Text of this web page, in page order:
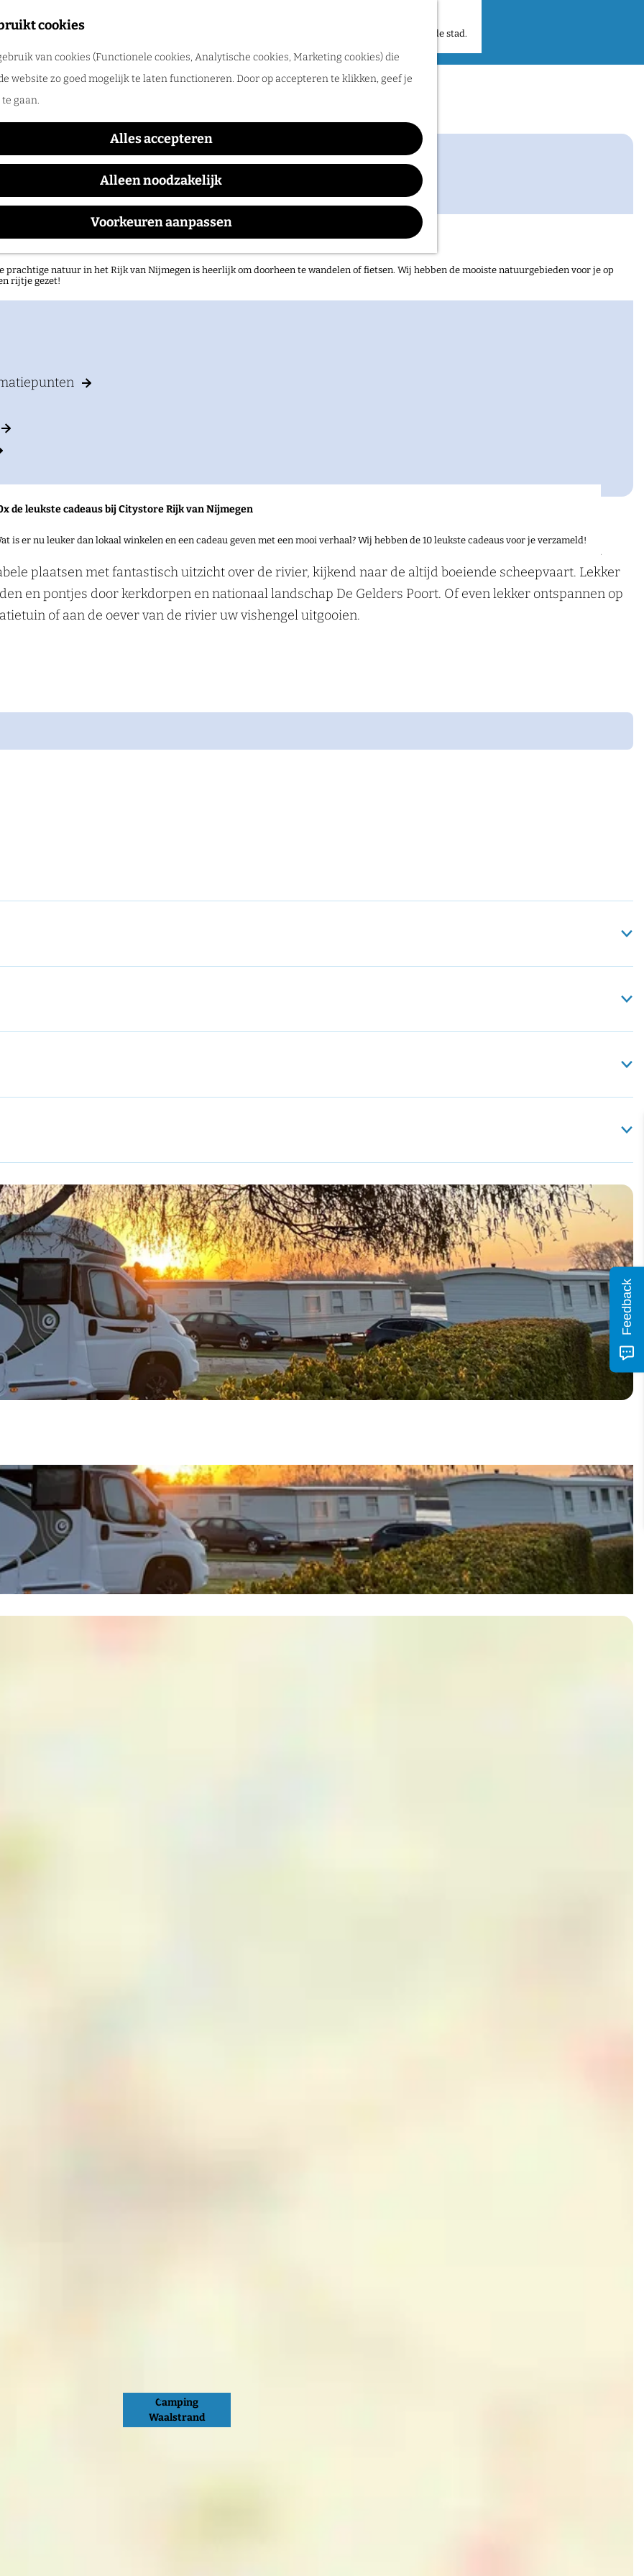
cookies
van cookies (Functionele cookies, Analytische cookies, Marketing cookies) die
website zo goed mogelijk te laten functioneren. Door op accepteren te klikken, geef je
gaan.
Alles accepteren
Alleen noodzakelijk
Voorkeuren aanpassen
Nijmegen samen met een gids. Ga samen op pad en ontdek verborgen plekken en verhalen in de stad.
in het Rijk van Nijmegen
prachtige natuur in het Rijk van Nijmegen is heerlijk om doorheen te wandelen of fietsen. Wij hebben de mooiste natuurgebieden voor je op
rijtje gezet!
de leukste cadeaus bij Citystore Rijk van Nijmegen
is er nu leuker dan lokaal winkelen en een cadeau geven met een mooi verhaal? Wij hebben de 10 leukste cadeaus voor je verzameld!
Camping Waalstrand
plaatsen voor caravans, campers, vouwwagens en tenten in de uiterwaarden aan de rivier de Waal.
plaatsen met fantastisch uitzicht over de rivier, kijkend naar de altijd boeiende scheepvaart. Lekker
en pontjes door kerkdorpen en nationaal landschap De Gelders Poort. Of even lekker ontspannen op
of aan de oever van de rivier uw vishengel uitgooien.
Camping
Waalstrand
Feedback